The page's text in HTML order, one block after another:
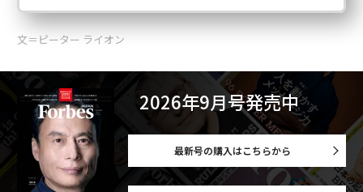
文＝ピーター ライオン
2026年9月号発売中
最新号の購入はこちらから